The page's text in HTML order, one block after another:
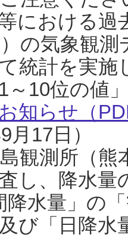
における過
）の気象観
統計を実
～10位の値
お知らせ（
17日）
観測所（熊
し、降水
降水量」の
び「日降